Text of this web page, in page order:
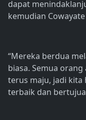
dapat
kemudian
“Mereka berdua
biasa. Semua
terus maju, jadi kita
terbaik dan